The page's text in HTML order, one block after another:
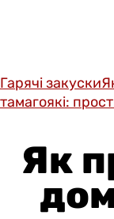
Гарячі закуски
тамагоякі:
Як